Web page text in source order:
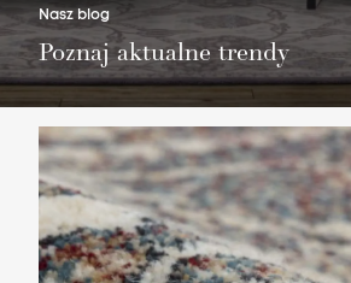
Nasz blog
Poznaj aktualne trendy